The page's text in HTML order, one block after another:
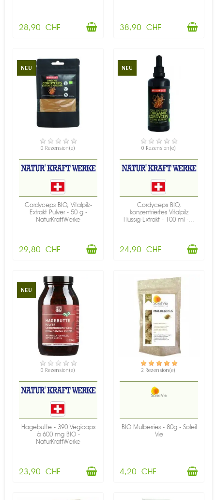
28,90 CHF 38,90 CHF
NEU
VERFÜGBAR
0 Rezension(e)
Cordyceps BIO, Vitalpilz-
Extrakt Pulver - 50 g -
NaturKraftWerke
29,80 CHF
NEU
VERFÜGBAR
0 Rezension(e)
Cordyceps BIO,
konzentriertes Vitalpilz
Flüssig-Extrakt - 100 ml -...
24,90 CHF
NEU
VERFÜGBAR
0 Rezension(e)
Hagebutte - 390 Vegicaps
à 600 mg BIO -
NaturKraftWerke
23,90 CHF
VERFÜGBAR
2 Rezension(e)
BIO Mulberries - 80g - Soleil
Vie
4,20 CHF